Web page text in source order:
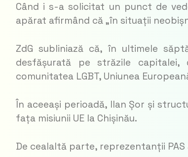
Când i s-a solicitat un punct de
apărat afirmând că „în situații
ZdG subliniază că, în ultimele
desfășurată pe străzile
comunitatea LGBT, Uniunea
În aceeași perioadă, Ilan Șor și
fața misiunii UE la Chișinău.
De cealaltă parte, reprezentanții